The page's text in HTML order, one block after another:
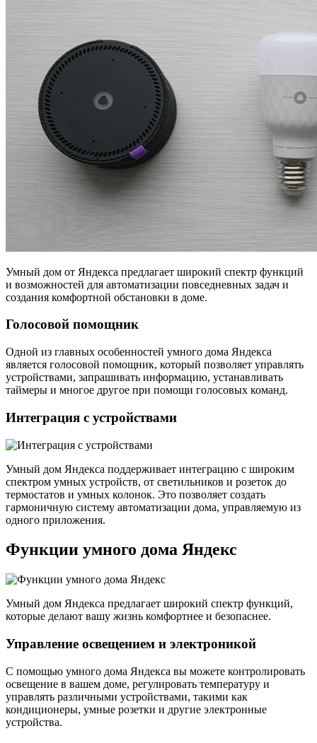
Умный дом от Яндекса предлагает широкий спектр функций
и возможностей для автоматизации повседневных задач и
создания комфортной обстановки в доме.
Голосовой помощник
Одной из главных особенностей умного дома Яндекса
является голосовой помощник, который позволяет управлять
устройствами, запрашивать информацию, устанавливать
таймеры и многое другое при помощи голосовых команд.
Интеграция с устройствами
Умный дом Яндекса поддерживает интеграцию с широким
спектром умных устройств, от светильников и розеток до
термостатов и умных колонок. Это позволяет создать
гармоничную систему автоматизации дома, управляемую из
одного приложения.
Функции умного дома Яндекс
Умный дом Яндекса предлагает широкий спектр функций,
которые делают вашу жизнь комфортнее и безопаснее.
Управление освещением и электроникой
С помощью умного дома Яндекса вы можете контролировать
освещение в вашем доме, регулировать температуру и
управлять различными устройствами, такими как
кондиционеры, умные розетки и другие электронные
устройства.